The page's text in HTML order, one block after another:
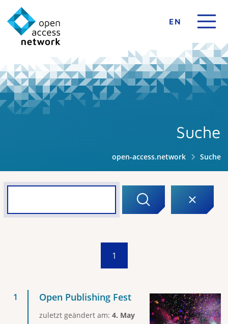
EN
Suche
open-access.network Suche
1
Open Publishing Fest
zuletzt geändert am: 4. May